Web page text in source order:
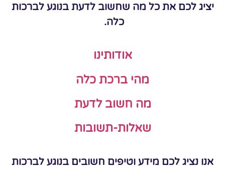
יציג לכם את כל מה שחשוב לדעת בנוגע לברכות
כלה.
אודותינו
מהי ברכת כלה
מה חשוב לדעת
שאלות-תשובות
אנו נציג לכם מידע וטיפים חשובים בנוגע לברכות